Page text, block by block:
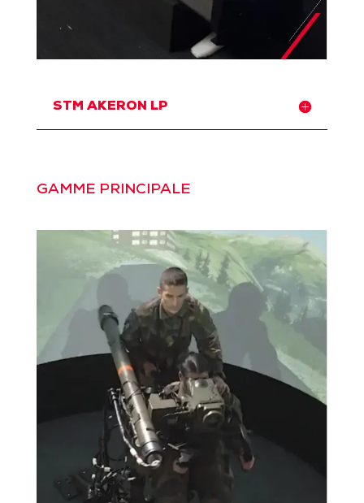
STM AKERON LP
GAMME PRINCIPALE